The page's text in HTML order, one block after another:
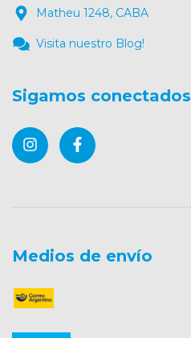
Matheu 1248, CABA
Visita nuestro Blog!
Sigamos conectados
Medios de envío